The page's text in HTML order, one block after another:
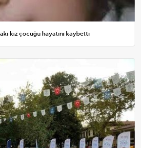
kız çocuğu hayatını kaybetti